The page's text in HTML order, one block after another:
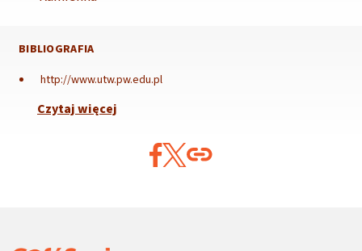
BIBLIOGRAFIA
http://www.utw.pw.edu.pl
Czytaj więcej